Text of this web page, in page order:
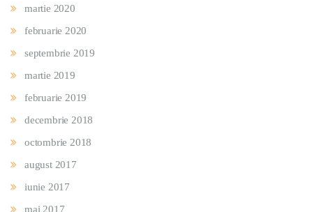
martie 2020
februarie 2020
septembrie 2019
martie 2019
februarie 2019
decembrie 2018
octombrie 2018
august 2017
iunie 2017
mai 2017